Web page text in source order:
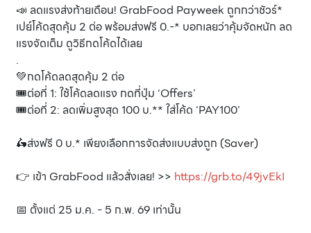
📣 ลดแรงส่งท้ายเดือน! GrabFood Payweek ถูกกว่าชัวร์*
เปย์โค้ดสุดคุ้ม 2 ต่อ พร้อมส่งฟรี 0.-* บอกเลยว่าคุ้มจัดหนัก ลด
แรงจัดเต็ม ดูวิธีกดโค้ดได้เลย
.
💚กดโค้ดลดสุดคุ้ม 2 ต่อ
🎟️ต่อที่ 1: ใช้โค้ดลดแรง กดที่ปุ่ม ‘Offers’
🎟️ต่อที่ 2: ลดเพิ่มสูงสุด 100 บ.** ใส่โค้ด ‘PAY100’
🛵ส่งฟรี 0 บ.* เพียงเลือกการจัดส่งแบบส่งถูก (Saver)
👉 เข้า GrabFood แล้วสั่งเลย! >> https://grb.to/49jvEkI
📅 ตั้งแต่ 25 ม.ค. - 5 ก.พ. 69 เท่านั้น